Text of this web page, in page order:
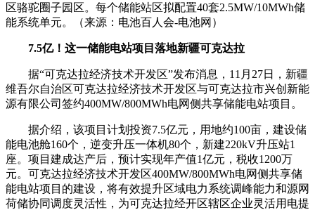
区骆驼圈子园区。每个储能站区拟配置40套2.5MW/10MWh储
能系统单元。（来源：电池百人会-电池网）
7.5亿！这一储能电站项目落地新疆可克达拉
据“可克达拉经济技术开发区”发布消息，11月27日，新疆
维吾尔自治区可克达拉经济技术开发区与可克达拉市兴创新能
源有限公司签约400MW/800MWh电网侧共享储能电站项目。
据介绍，该项目计划投资7.5亿元，用地约100亩，建设储
能电池舱160个，逆变升压一体机80个，新建220kV升压站1
座。项目建成达产后，预计实现年产值1亿元，税收1200万
元。可克达拉经济技术开发区400MW/800MWh电网侧共享储
能电站项目的建设，将有效提升区域电力系统调峰能力和源网
荷储协同调度灵活性，为可克达拉经开区辖区企业灵活用电提